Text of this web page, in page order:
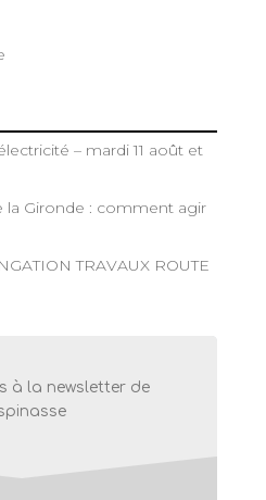
– mardi 11 août et
la Gironde : comment agir
TRAVAUX ROUTE
à la newsletter de